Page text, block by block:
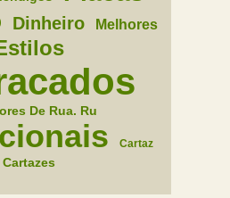
Dinheiro Melhores
De Rua. Ru
Cartaz
Cartazes